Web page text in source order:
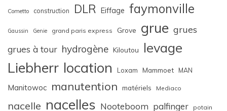
Cometto construction DLR Eiffage faymonville
Gaussin Genie grand paris express Grove grue grues
grues à tour hydrogène Kiloutou levage
Liebherr location Loxam Mammoet MAN
Manitowoc manutention matériels Mediaco
nacelle nacelles Nooteboom palfinger potain